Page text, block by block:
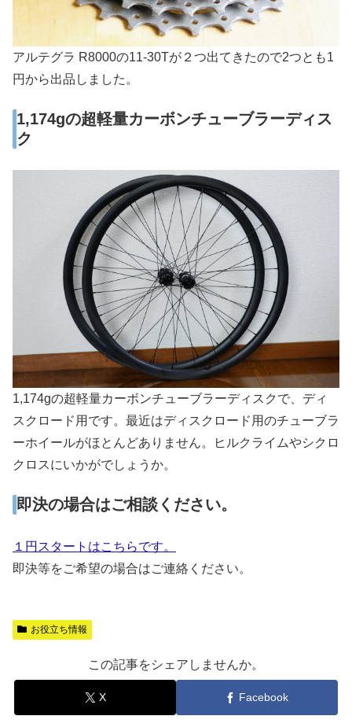
アルテグラ R8000の11-30Tが２つ出てきたので2つとも1
円から出品しました。
1,174gの超軽量カーボンチューブラーディス
ク
1,174gの超軽量カーボンチューブラーディスクで、ディ
スクロード用です。最近はディスクロード用のチューブラ
ーホイールがほとんどありません。ヒルクライムやシクロ
クロスにいかがでしょうか。
即決の場合はご相談ください。
１円スタートはこちらです。
即決等をご希望の場合はご連絡ください。
お役立ち情報
この記事をシェアしませんか。
X Facebook